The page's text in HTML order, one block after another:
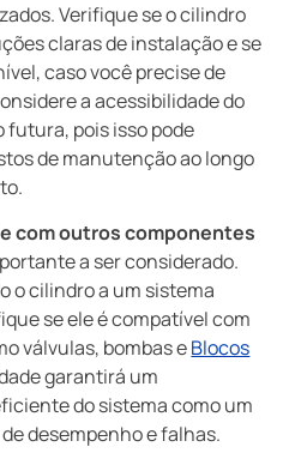
Verifique se o cilindro
claras de instalação e se
caso você precise de
a acessibilidade do
pois isso pode
de manutenção ao longo
com outros componentes
a ser considerado.
o cilindro a um sistema
se ele é compatível com
válvulas, bombas eBlocos
garantirá um
do sistema como um
desempenho e falhas.